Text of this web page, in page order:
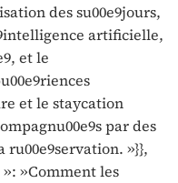
des su00e9jours,
artificielle,
et le
et le staycation
par des
»}},
»Comment les